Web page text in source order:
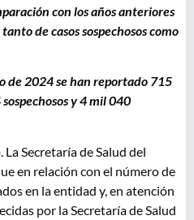
con los años anteriores
de casos sospechosos como
de 2024 se han reportado 715
y 4 mil 040
Secretaría de Salud del
en relación con el número de
en la entidad y, en atención
por la Secretaría de Salud